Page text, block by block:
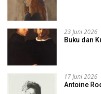
23 Juni 2026
Buku dan
17 Juni 2026
Antoine